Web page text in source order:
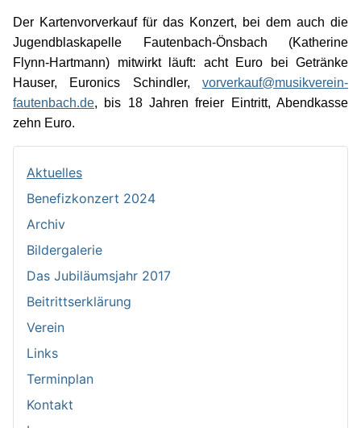
Aktuelles
Benefizkonzert 2024
Archiv
Bildergalerie
Das Jubiläumsjahr 2017
Beitrittserklärung
Verein
Links
Terminplan
Kontakt
Der Kartenvorverkauf für das Konzert, bei dem auch die
Jugendblaskapelle Fautenbach-Önsbach (Katherine
Flynn-Hartmann) mitwirkt läuft: acht Euro bei Getränke
Hauser, Euronics Schindler, vorverkauf@musikverein-
fautenbach.de, bis 18 Jahren freier Eintritt, Abendkasse
zehn Euro.